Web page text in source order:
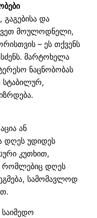
და
მოულოდნელი,
– ეს თქვენს
მარტოხელა
ნაცნობობას
სტაბილურ,
ან
დღეს უდიდეს
კუთხით,
რომლებიც დღეს
სამომავლოდ